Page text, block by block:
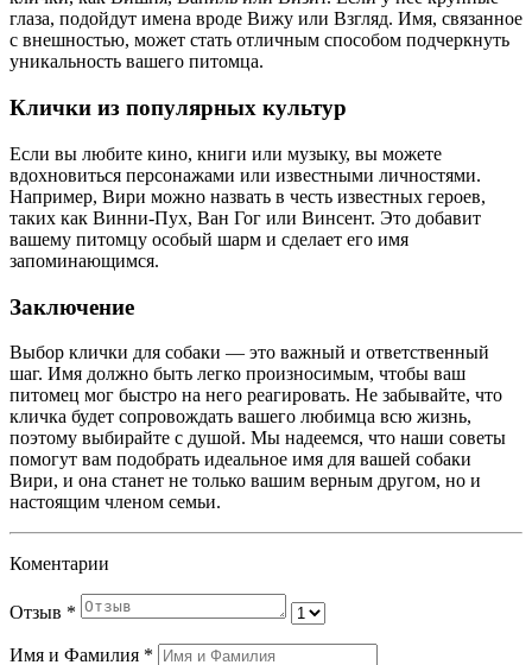
глаза, подойдут имена вроде Вижу или Взгляд. Имя, связанное
с внешностью, может стать отличным способом подчеркнуть
уникальность вашего питомца.
Клички из популярных культур
Если вы любите кино, книги или музыку, вы можете
вдохновиться персонажами или известными личностями.
Например, Вири можно назвать в честь известных героев,
таких как Винни-Пух, Ван Гог или Винсент. Это добавит
вашему питомцу особый шарм и сделает его имя
запоминающимся.
Заключение
Выбор клички для собаки — это важный и ответственный
шаг. Имя должно быть легко произносимым, чтобы ваш
питомец мог быстро на него реагировать. Не забывайте, что
кличка будет сопровождать вашего любимца всю жизнь,
поэтому выбирайте с душой. Мы надеемся, что наши советы
помогут вам подобрать идеальное имя для вашей собаки
Вири, и она станет не только вашим верным другом, но и
настоящим членом семьи.
Коментарии
Отзыв *
Имя и Фамилия *